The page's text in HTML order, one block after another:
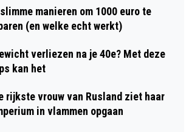
manieren om 1000 euro te
(en welke echt werkt)
verliezen na je 40e? Met deze
kan het
rijkste vrouw van Rusland ziet haar
in vlammen opgaan